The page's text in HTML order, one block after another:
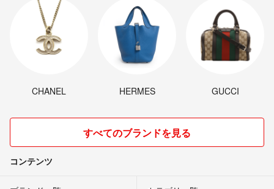
CHANEL HERMES GUCCI
すべてのブランドを見る
コンテンツ